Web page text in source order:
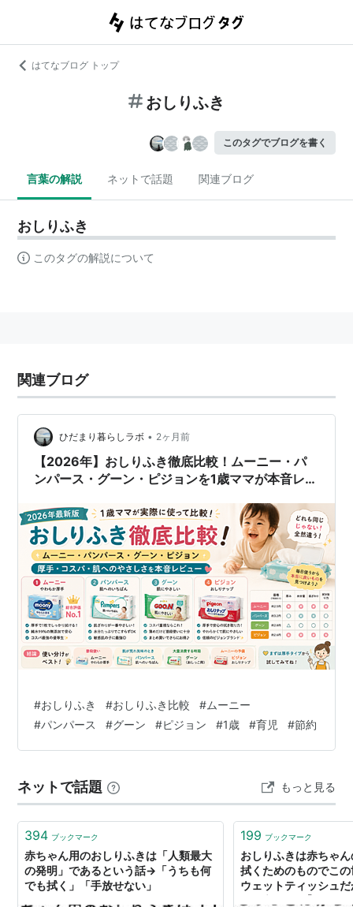
はてなブログ トップ
おしりふき
このタグでブログを書く
言葉の解説 ネットで話題 関連ブログ
おしりふき
このタグの解説について
関連ブログ
ひだまり暮らしラボ • 2ヶ月前
【2026年】おしりふき徹底比較！ムーニー・パ
ンパース・グーン・ピジョンを1歳ママが本音レビ
#おしりふき #おしりふき比較 #ムーニー
#パンパース #グーン #ピジョン #1歳 #育児 #節約
ネットで話題 もっと見る
394 ブックマーク
赤ちゃん用のおしりふきは「人類最大
の発明」であるという話→「うちも何
でも拭く」「手放せない」
199 ブックマーク
おしりふきは赤ちゃ
拭くためのものでこ
ウェットティッシュ